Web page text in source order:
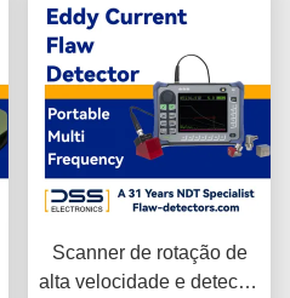
Scanner de rotação de
alta velocidade e detector